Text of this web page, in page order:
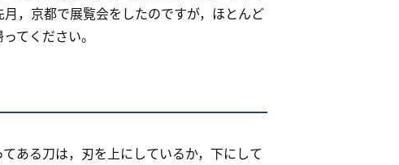
，京都で展覧会をしたのですが，ほとんど
てください。
ある刀は，刃を上にしているか，下にして